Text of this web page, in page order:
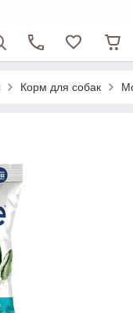
Корм для собак